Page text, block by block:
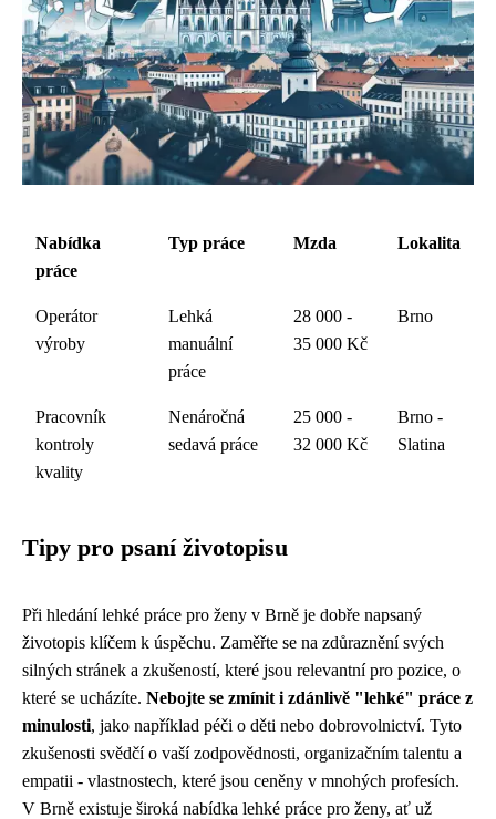
Nabídka
práce
Typ práce Mzda Lokalita
Operátor
výroby
Lehká
manuální
práce
28 000 -
35 000 Kč
Brno
Pracovník
kontroly
kvality
Nenáročná
sedavá práce
25 000 -
32 000 Kč
Brno -
Slatina
Tipy pro psaní životopisu
Při hledání lehké práce pro ženy v Brně je dobře napsaný
životopis klíčem k úspěchu. Zaměřte se na zdůraznění svých
silných stránek a zkušeností, které jsou relevantní pro pozice, o
které se ucházíte. Nebojte se zmínit i zdánlivě "lehké" práce z
minulosti, jako například péči o děti nebo dobrovolnictví. Tyto
zkušenosti svědčí o vaší zodpovědnosti, organizačním talentu a
empatii - vlastnostech, které jsou ceněny v mnohých profesích.
V Brně existuje široká nabídka lehké práce pro ženy, ať už